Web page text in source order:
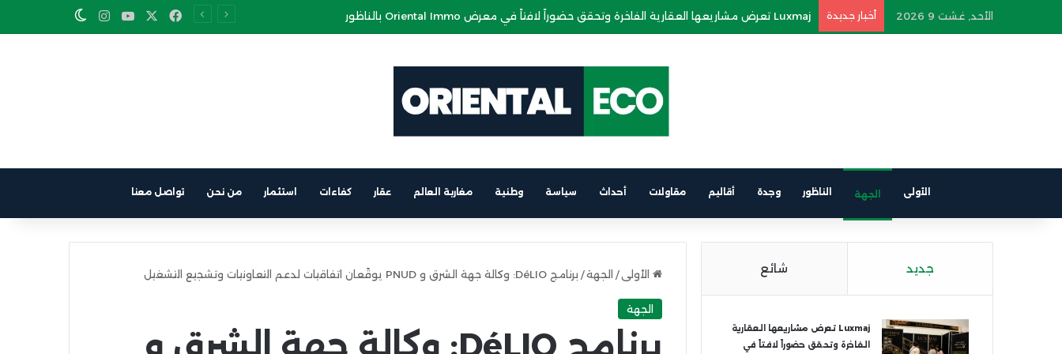
الأحد, غشت 9 2026 أخبار جديدة بنك أفريقيا يحتفي بمغاربة العالم في سهرة موسيقية بالناظور Facebook
YouTube
Instagram
Switch skin
الأولى الجهة الناظور وجدة أقاليم مقاولات أحداث سياسة وطنية مغاربة العالم عقار كفاءات استثمار من نحن تواصل معنا
الأولى / الجهة/ برنامج DéLIO: وكالة جهة الشرق و PNUD يوقّعان اتفاقيات لدعم التعاونيات وتشجيع التشغيل
الجهة
برنامج DéLIO: وكالة جهة الشرق و
جديد شائع
Luxmaj تعرض مشاريعها العقارية
الفاخرة وتحقق حضوراً لافتاً في